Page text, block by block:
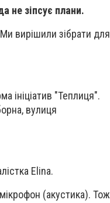
не зіпсує плани.
вирішили зібрати для
ініціатив "Теплиця".
вулиця
Elina.
(акустика). Тож